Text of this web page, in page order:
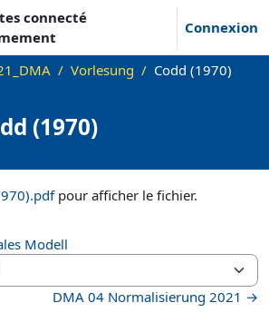
connecté
Connexion
Vorlesung Codd (1970)
(1970)
pour afficher le fichier.
Modell
DMA 04 Normalisierung 2021 →